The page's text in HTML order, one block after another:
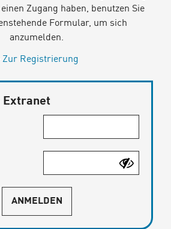
Zugang haben, benutzen Sie
Formular, um sich
anzumelden.
Zur Registrierung
Extranet
ANMELDEN